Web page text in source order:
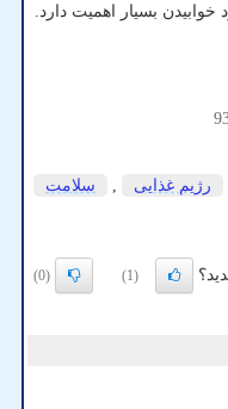
بسیار اهمیت دارد.
رژیم غذایی سلامت
(1)
(0)